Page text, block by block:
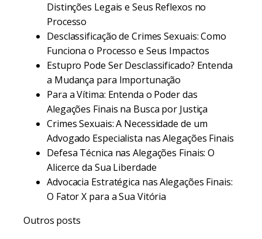
Distinções Legais e Seus Reflexos no
Processo
Desclassificação de Crimes Sexuais: Como
Funciona o Processo e Seus Impactos
Estupro Pode Ser Desclassificado? Entenda
a Mudança para Importunação
Para a Vítima: Entenda o Poder das
Alegações Finais na Busca por Justiça
Crimes Sexuais: A Necessidade de um
Advogado Especialista nas Alegações Finais
Defesa Técnica nas Alegações Finais: O
Alicerce da Sua Liberdade
Advocacia Estratégica nas Alegações Finais:
O Fator X para a Sua Vitória
Outros posts